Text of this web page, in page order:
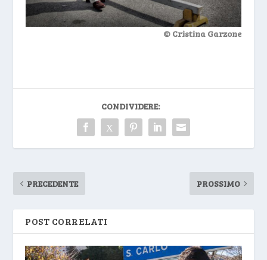
© Cristina Garzone
CONDIVIDERE:
PRECEDENTE PROSSIMO
POST CORRELATI